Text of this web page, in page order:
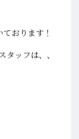
おります！
ッフは、、